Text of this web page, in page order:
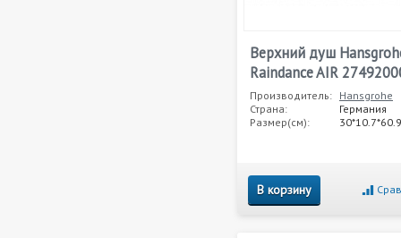
Верхний душ
Raindance AIR
Производитель: Hansgrohe
Страна:
Германия
Размер(см):
30*10.7*60.9
В корзину